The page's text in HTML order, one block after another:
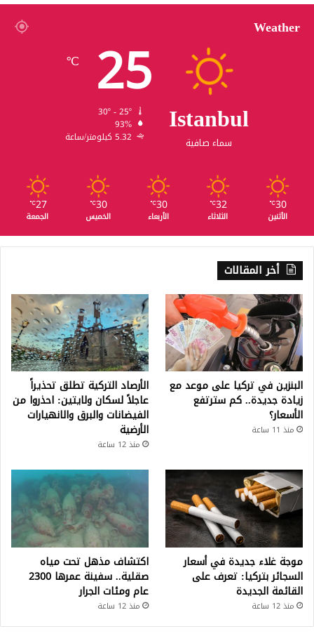
Weather
Istanbul
سماء صافية
25
℃
93%
5.32 كيلومتر/ساعة
30
℃
الأثنين
32
℃
الثلاثاء
30
℃
الأربعاء
30
℃
الخميس
27
℃
الجمعة
أخر المقالات
البنزين في تركيا على موعد مع
زيادة جديدة.. كم سترتفع
الأسعار؟
منذ 11 ساعة
الأرصاد التركية تطلق تحذيراً
عاجلاً لسكان ولايتين: احذروا من
الفيضانات والبرق والانهيارات
الأرضية
منذ 12 ساعة
موجة غلاء جديدة في أسعار
السجائر بتركيا: تعرف على
القائمة الجديدة
منذ 12 ساعة
اكتشاف مذهل تحت مياه
صقلية.. سفينة عمرها 2300
عام ومئات الجرار
منذ 12 ساعة